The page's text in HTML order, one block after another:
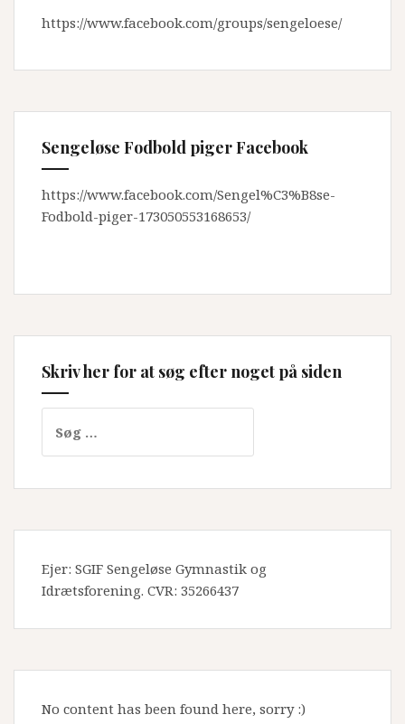
https://www.facebook.com/groups/sengeloese/
Sengeløse Fodbold piger Facebook
https://www.facebook.com/Sengel%C3%B8se-
Fodbold-piger-173050553168653/
Skriv her for at søg efter noget på siden
efter:
Ejer: SGIF Sengeløse Gymnastik og
Idrætsforening. CVR: 35266437
No content has been found here, sorry :)